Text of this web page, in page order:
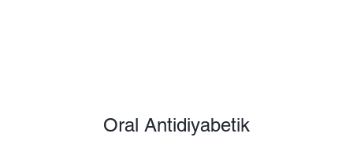
Oral Antidiyabetik